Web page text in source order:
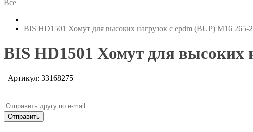
Все
BIS HD1501 Хомут для высоких нагрузок с epdm (BUP) M16 265-
BIS HD1501 Хомут для высоких
Артикул: 33168275
Отправить